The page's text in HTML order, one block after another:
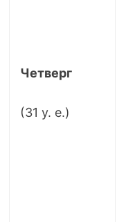
Четверг
(31 у. е.)